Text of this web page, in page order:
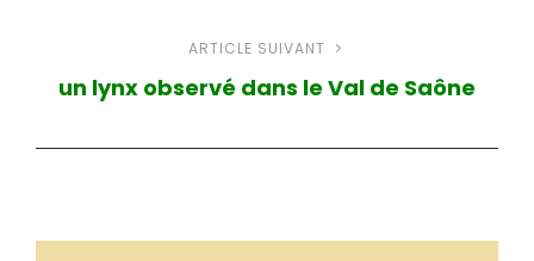
Article
suivant
ARTICLE SUIVANT
un lynx observé dans le Val de Saône